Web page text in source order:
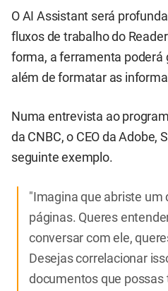
O AI Assistant será
fluxos de trabalho do
forma, a ferramenta poderá
além de formatar as
Numa entrevista ao
da CNBC, o CEO da Adobe,
seguinte exemplo.
"Imagina que abriste um
páginas. Queres
conversar com ele,
Desejas correlacionar
documentos que possas